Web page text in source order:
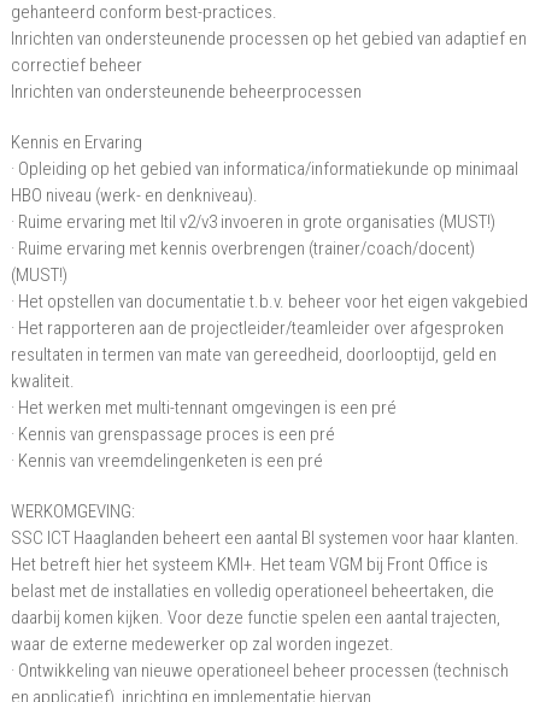
gehanteerd conform best-practices.
Inrichten van ondersteunende processen op het gebied van adaptief en
correctief beheer
Inrichten van ondersteunende beheerprocessen
Kennis en Ervaring
· Opleiding op het gebied van informatica/informatiekunde op minimaal
HBO niveau (werk- en denkniveau).
· Ruime ervaring met Itil v2/v3 invoeren in grote organisaties (MUST!)
· Ruime ervaring met kennis overbrengen (trainer/coach/docent)
(MUST!)
· Het opstellen van documentatie t.b.v. beheer voor het eigen vakgebied
· Het rapporteren aan de projectleider/teamleider over afgesproken
resultaten in termen van mate van gereedheid, doorlooptijd, geld en
kwaliteit.
· Het werken met multi-tennant omgevingen is een pré
· Kennis van grenspassage proces is een pré
· Kennis van vreemdelingenketen is een pré
WERKOMGEVING:
SSC ICT Haaglanden beheert een aantal BI systemen voor haar klanten.
Het betreft hier het systeem KMI+. Het team VGM bij Front Office is
belast met de installaties en volledig operationeel beheertaken, die
daarbij komen kijken. Voor deze functie spelen een aantal trajecten,
waar de externe medewerker op zal worden ingezet.
· Ontwikkeling van nieuwe operationeel beheer processen (technisch
en applicatief), inrichting en implementatie hiervan